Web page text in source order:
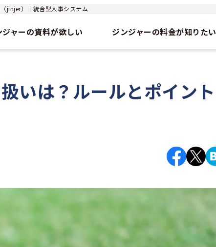
jinjer）｜統合型人事システム
ジャーの資料が欲しい ジンジャーの料金が知りたい
いは？ルールとポイント